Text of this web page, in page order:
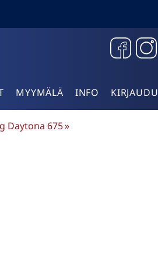
MYYMÄLÄ INFO KIRJAUDU
Daytona 675‪»